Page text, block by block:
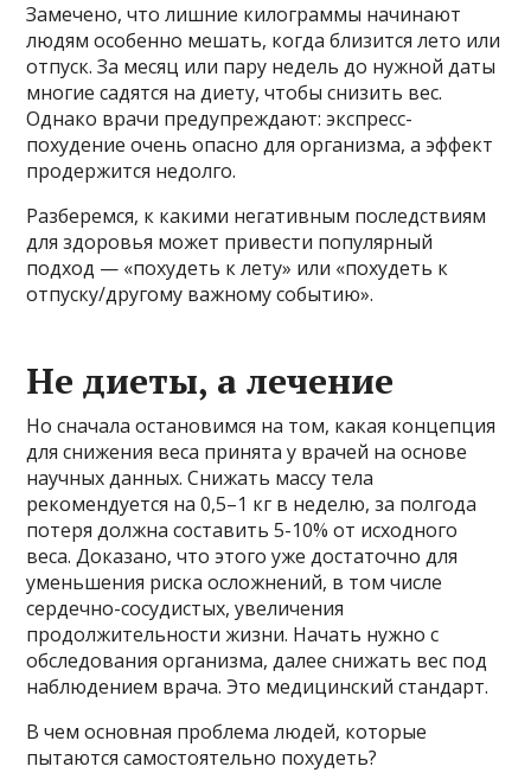
Замечено, что лишние килограммы начинают
людям особенно мешать, когда близится лето или
отпуск. За месяц или пару недель до нужной даты
многие садятся на диету, чтобы снизить вес.
Однако врачи предупреждают: экспресс-
похудение очень опасно для организма, а эффект
продержится недолго.
Разберемся, к какими негативным последствиям
для здоровья может привести популярный
подход — «похудеть к лету» или «похудеть к
отпуску/другому важному событию».
Не диеты, а лечение
Но сначала остановимся на том, какая концепция
для снижения веса принята у врачей на основе
научных данных. Снижать массу тела
рекомендуется на 0,5–1 кг в неделю, за полгода
потеря должна составить 5-10% от исходного
веса. Доказано, что этого уже достаточно для
уменьшения риска осложнений, в том числе
сердечно-сосудистых, увеличения
продолжительности жизни. Начать нужно с
обследования организма, далее снижать вес под
наблюдением врача. Это медицинский стандарт.
В чем основная проблема людей, которые
пытаются самостоятельно похудеть?